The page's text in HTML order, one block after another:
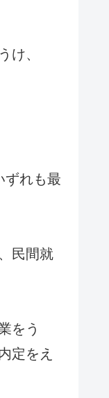
け、
ずれも最
民間就
をう
定をえ